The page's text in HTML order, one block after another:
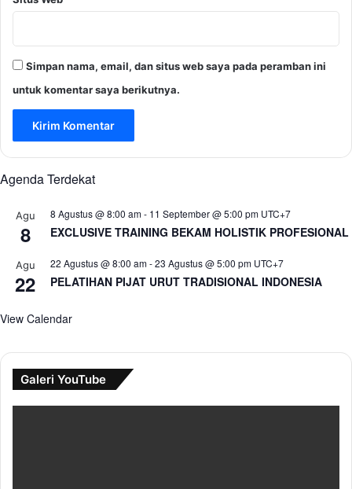
Simpan nama, email, dan situs web saya pada peramban ini
untuk komentar saya berikutnya.
Agenda Terdekat
Agu
8
8 Agustus @ 8:00 am- 11 September @ 5:00 pm UTC+7
EXCLUSIVE TRAINING BEKAM HOLISTIK PROFESIONAL
Agu
22
22 Agustus @ 8:00 am-23 Agustus @ 5:00 pm UTC+7
PELATIHAN PIJAT URUT TRADISIONAL INDONESIA
View Calendar
Galeri YouTube